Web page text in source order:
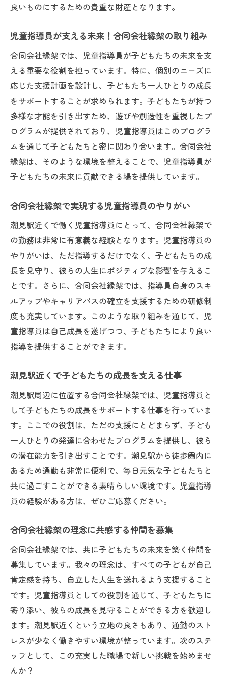
良いものにするための貴重な財産となります。
児童指導員が支える未来！合同会社縁架の取り組み
合同会社縁架では、児童指導員が子どもたちの未来を支
える重要な役割を担っています。特に、個別のニーズに
応じた支援計画を設計し、子どもたち一人ひとりの成長
をサポートすることが求められます。子どもたちが持つ
多様な才能を引き出すため、遊びや創造性を重視したプ
ログラムが提供されており、児童指導員はこのプログラ
ムを通じて子どもたちと密に関わり合います。合同会社
縁架は、そのような環境を整えることで、児童指導員が
子どもたちの未来に貢献できる場を提供しています。
合同会社縁架で実現する児童指導員のやりがい
潮見駅近くで働く児童指導員にとって、合同会社縁架で
の勤務は非常に有意義な経験となります。児童指導員の
やりがいは、ただ指導するだけでなく、子どもたちの成
長を見守り、彼らの人生にポジティブな影響を与えるこ
とです。さらに、合同会社縁架では、指導員自身のスキ
ルアップやキャリアパスの確立を支援するための研修制
度も充実しています。このような取り組みを通じて、児
童指導員は自己成長を遂げつつ、子どもたちにより良い
指導を提供することができます。
潮見駅近くで子どもたちの成長を支える仕事
潮見駅周辺に位置する合同会社縁架では、児童指導員と
して子どもたちの成長をサポートする仕事を行っていま
す。ここでの役割は、ただの支援にとどまらず、子ども
一人ひとりの発達に合わせたプログラムを提供し、彼ら
の潜在能力を引き出すことです。潮見駅から徒歩圏内に
あるため通勤も非常に便利で、毎日元気な子どもたちと
共に過ごすことができる素晴らしい環境です。児童指導
員の経験がある方は、ぜひご応募ください。
合同会社縁架の理念に共感する仲間を募集
合同会社縁架では、共に子どもたちの未来を築く仲間を
募集しています。我々の理念は、すべての子どもが自己
肯定感を持ち、自立した人生を送れるよう支援すること
です。児童指導員としての役割を通じて、子どもたちに
寄り添い、彼らの成長を見守ることができる方を歓迎し
ます。潮見駅近くという立地の良さもあり、通勤のスト
レスが少なく働きやすい環境が整っています。次のステ
ップとして、この充実した職場で新しい挑戦を始めませ
んか？